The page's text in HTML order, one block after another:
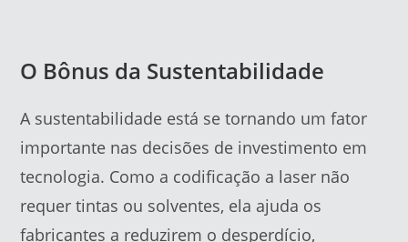
O Bônus da Sustentabilidade
A sustentabilidade está se tornando um fator
importante nas decisões de investimento em
tecnologia. Como a codificação a laser não
requer tintas ou solventes, ela ajuda os
fabricantes a reduzirem o desperdício,